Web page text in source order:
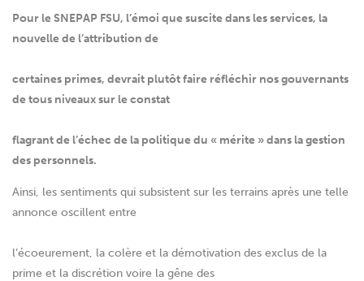
Pour le SNEPAP FSU, l’émoi que suscite dans les services, la
nouvelle de l’attribution de
certaines primes, devrait plutôt faire réfléchir nos gouvernants
de tous niveaux sur le constat
flagrant de l’échec de la politique du « mérite » dans la gestion
des personnels.
Ainsi, les sentiments qui subsistent sur les terrains après une telle
annonce oscillent entre
l’écoeurement, la colère et la démotivation des exclus de la
prime et la discrétion voire la gêne des